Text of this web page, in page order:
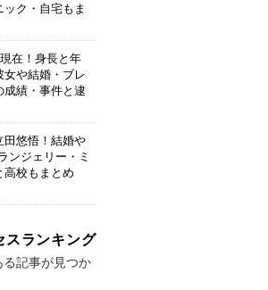
ク・自宅もま
在！身長と年
や結婚・ブレ
成績・事件と逮
田悠悟！結婚や
ンジェリー・ミ
高校もまとめ
スランキング
記事が見つか